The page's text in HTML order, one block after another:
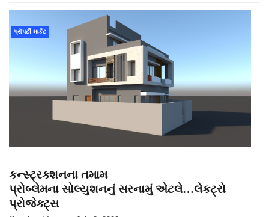
પ્રોપર્ટી માર્કેટ
કન્સ્ટ્રક્શનના તમામ
પ્રોબ્લેમના સોલ્યુશનનું સરનામું એટલે…લેકટ્રો
પ્રોજેક્ટ્સ